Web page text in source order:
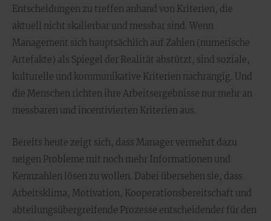
Entscheidungen zu treffen anhand von Kriterien, die
aktuell nicht skalierbar und messbar sind. Wenn
Management sich hauptsächlich auf Zahlen (numerische
Artefakte) als Spiegel der Realität abstützt, sind soziale,
kulturelle und kommunikative Kriterien nachrangig. Und
die Menschen richten ihre Arbeitsergebnisse nur mehr an
messbaren und incentivierten Kriterien aus.
Bereits heute zeigt sich, dass Manager vermehrt dazu
neigen Probleme mit noch mehr Informationen und
Kennzahlen lösen zu wollen. Dabei übersehen sie, dass
Arbeitsklima, Motivation, Kooperationsbereitschaft und
abteilungsübergreifende Prozesse entscheidender für den